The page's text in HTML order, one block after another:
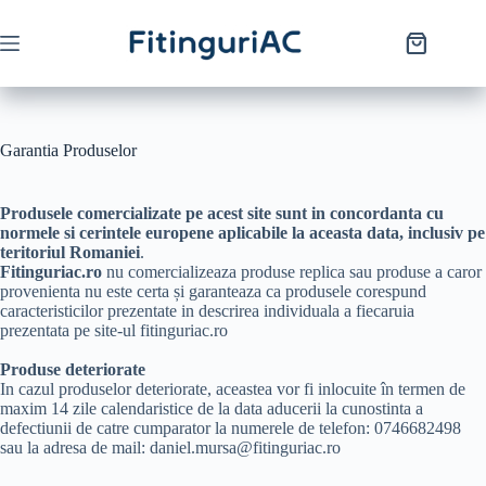
Garantia Produselor
Produsele comercializate pe acest site sunt in concordanta cu
normele si cerintele europene aplicabile la aceasta data, inclusiv pe
teritoriul Romaniei.
Fitinguriac.ro nu comercializeaza produse replica sau produse a caror
provenienta nu este certa și garanteaza ca produsele corespund
caracteristicilor prezentate in descrirea individuala a fiecaruia
prezentata pe site-ul fitinguriac.ro
Produse deteriorate
In cazul produselor deteriorate, aceastea vor fi inlocuite în termen de
maxim 14 zile calendaristice de la data aducerii la cunostinta a
defectiunii de catre cumparator la numerele de telefon: 0746682498
sau la adresa de mail: daniel.mursa@fitinguriac.ro